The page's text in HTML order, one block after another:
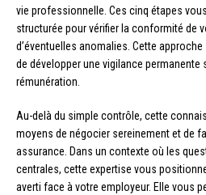
vie professionnelle. Ces cinq étapes
structurée pour vérifier la conformité de
d’éventuelles anomalies. Cette
de développer une vigilance
rémunération.
Au-delà du simple contrôle, cette
moyens de négocier sereinement et de
assurance. Dans un contexte où les
centrales, cette expertise vous
averti face à votre employeur. Elle vous